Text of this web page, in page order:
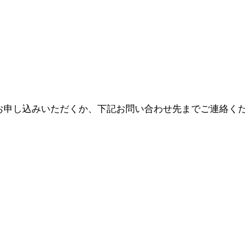
し込みいただくか、下記お問い合わせ先までご連絡く